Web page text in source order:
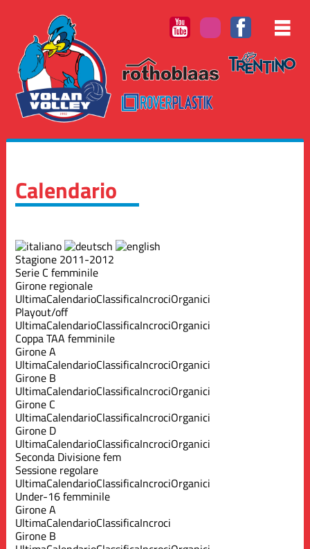
Calendario
Stagione 2011-2012
Serie C femminile
Girone regionale
UltimaCalendarioClassificaIncrociOrganici
Playout/off
UltimaCalendarioClassificaIncrociOrganici
Coppa TAA femminile
Girone A
UltimaCalendarioClassificaIncrociOrganici
Girone B
UltimaCalendarioClassificaIncrociOrganici
Girone C
UltimaCalendarioClassificaIncrociOrganici
Girone D
UltimaCalendarioClassificaIncrociOrganici
Seconda Divisione fem
Sessione regolare
UltimaCalendarioClassificaIncrociOrganici
Under-16 femminile
Girone A
UltimaCalendarioClassificaIncroci
Girone B